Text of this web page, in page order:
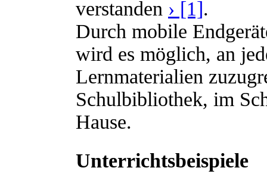
verstanden › [1].
Durch mobile
wird es möglich, an
Lernmaterialien
Schulbibliothek, im
Hause.
Unterrichtsbeispiele